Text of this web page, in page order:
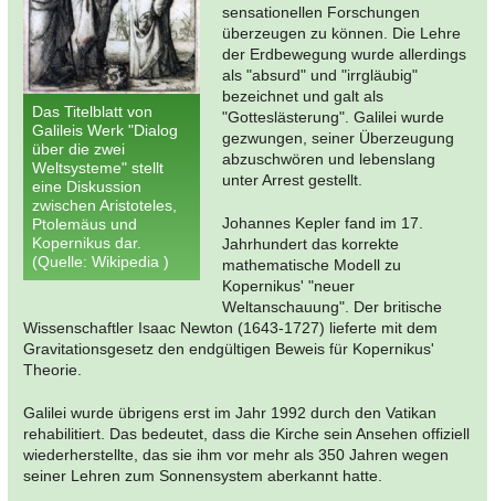
Das Titelblatt von
Galileis Werk "Dialog
über die zwei
Weltsysteme" stellt
eine Diskussion
zwischen Aristoteles,
Ptolemäus und
Kopernikus dar.
(Quelle: Wikipedia )
sensationellen Forschungen
überzeugen zu können. Die Lehre
der Erdbewegung wurde allerdings
als "absurd" und "irrgläubig"
bezeichnet und galt als
"Gotteslästerung". Galilei wurde
gezwungen, seiner Überzeugung
abzuschwören und lebenslang
unter Arrest gestellt.
Johannes Kepler fand im 17.
Jahrhundert das korrekte
mathematische Modell zu
Kopernikus' "neuer
Weltanschauung". Der britische
Wissenschaftler Isaac Newton (1643-1727) lieferte mit dem
Gravitationsgesetz den endgültigen Beweis für Kopernikus'
Theorie.
Galilei wurde übrigens erst im Jahr 1992 durch den Vatikan
rehabilitiert. Das bedeutet, dass die Kirche sein Ansehen offiziell
wiederherstellte, das sie ihm vor mehr als 350 Jahren wegen
seiner Lehren zum Sonnensystem aberkannt hatte.